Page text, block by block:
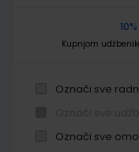
Kupnjom
Označi sve
Označi sve